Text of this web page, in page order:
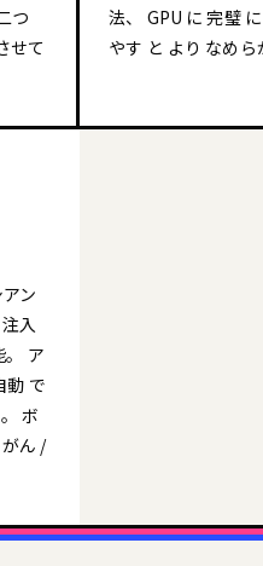
つ
せて
法、 GPU に 完璧
やす と より なめら
ン
入
。 ア
動 で
ボ
ん /